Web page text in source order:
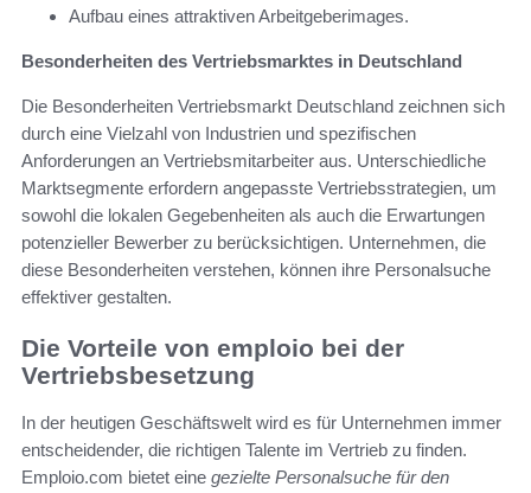
Aufbau eines attraktiven Arbeitgeberimages.
Besonderheiten des Vertriebsmarktes in Deutschland
Die Besonderheiten Vertriebsmarkt Deutschland zeichnen sich
durch eine Vielzahl von Industrien und spezifischen
Anforderungen an Vertriebsmitarbeiter aus. Unterschiedliche
Marktsegmente erfordern angepasste Vertriebsstrategien, um
sowohl die lokalen Gegebenheiten als auch die Erwartungen
potenzieller Bewerber zu berücksichtigen. Unternehmen, die
diese Besonderheiten verstehen, können ihre Personalsuche
effektiver gestalten.
Die Vorteile von emploio bei der
Vertriebsbesetzung
In der heutigen Geschäftswelt wird es für Unternehmen immer
entscheidender, die richtigen Talente im Vertrieb zu finden.
Emploio.com bietet eine gezielte Personalsuche für den